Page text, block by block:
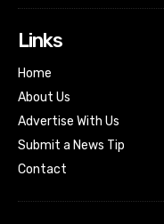
Links
Home
About Us
Advertise With Us
Submit a News Tip
Contact